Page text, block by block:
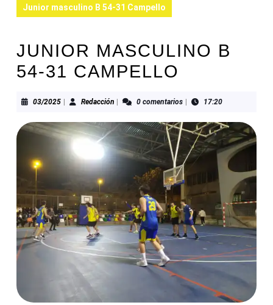
Junior masculino B 54-31 Campello
JUNIOR MASCULINO B
54-31 CAMPELLO
03/202503/2025RedacciónRedacción0 comentarios 17:20